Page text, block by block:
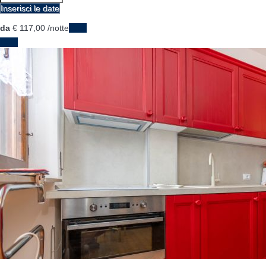
Inserisci le date
da € 117, 00 /notte